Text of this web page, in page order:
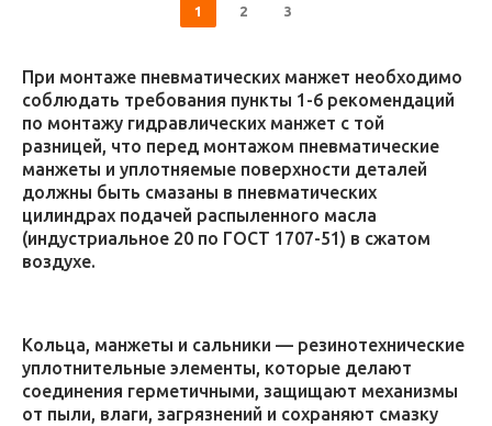
1 2 3
При монтаже пневматических манжет необходимо
соблюдать требования пункты 1-6 рекомендаций
по монтажу гидравлических манжет с той
разницей, что перед монтажом пневматические
манжеты и уплотняемые поверхности деталей
должны быть смазаны в пневматических
цилиндрах подачей распыленного масла
(индустриальное 20 по ГОСТ 1707-51) в сжатом
воздухе.
Кольца, манжеты и сальники — резинотехнические
уплотнительные элементы, которые делают
соединения герметичными, защищают механизмы
от пыли, влаги, загрязнений и сохраняют смазку